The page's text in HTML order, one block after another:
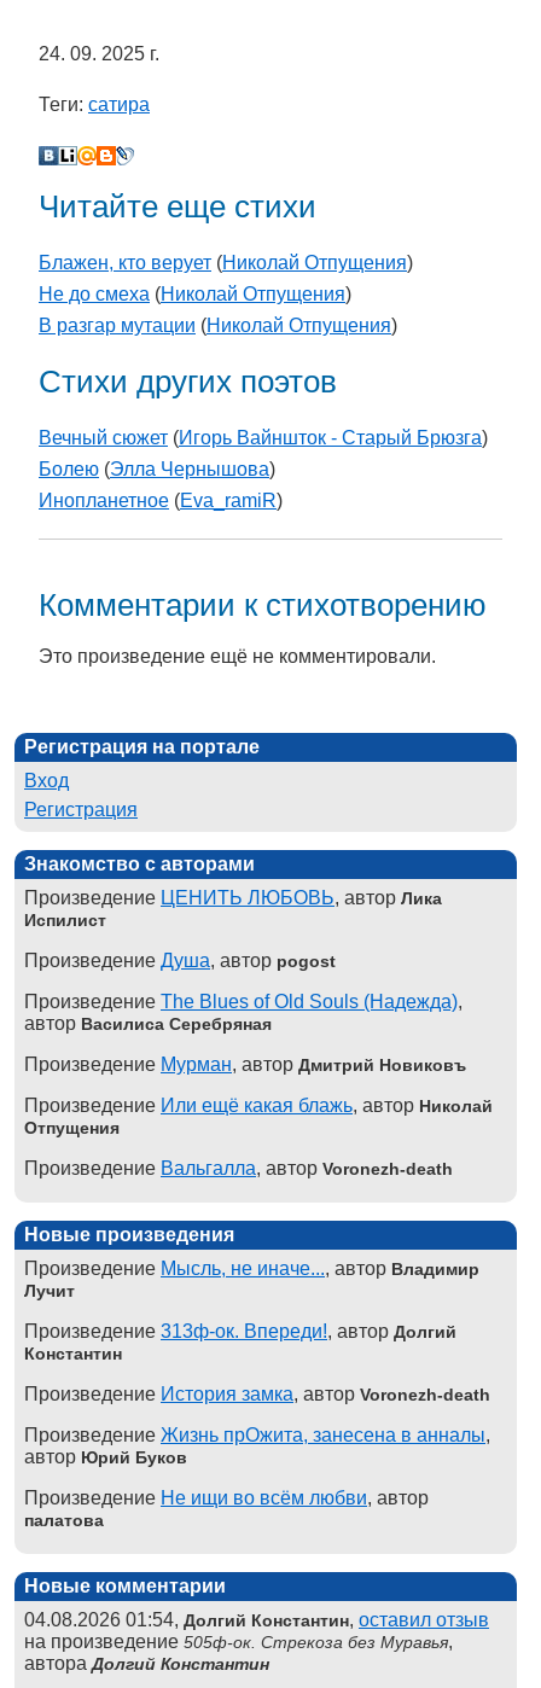
24. 09. 2025 г.
Теги: сатира
Читайте еще стихи
Блажен, кто верует (Николай Отпущения)
Не до смеха (Николай Отпущения)
В разгар мутации (Николай Отпущения)
Стихи других поэтов
Вечный сюжет (Игорь Вайншток - Старый Брюзга)
Болею (Элла Чернышова)
Инопланетное (Eva_ramiR)
Комментарии к стихотворению
Это произведение ещё не комментировали.
Регистрация на портале
Вход
Регистрация
Знакомство с авторами
Произведение ЦЕНИТЬ ЛЮБОВЬ, автор Лика
Испилист
Произведение Душа, автор pogost
Произведение The Blues of Old Souls (Надежда),
автор Василиса Серебряная
Произведение Мурман, автор Дмитрий Новиковъ
Произведение Или ещё какая блажь, автор Николай
Отпущения
Произведение Вальгалла, автор Voronezh-death
Новые произведения
Произведение Мысль, не иначе..., автор Владимир
Лучит
Произведение 313ф-ок. Впереди!, автор Долгий
Константин
Произведение История замка, автор Voronezh-death
Произведение Жизнь прОжита, занесена в анналы,
автор Юрий Буков
Произведение Не ищи во всём любви, автор
палатова
Новые комментарии
04.08.2026 01:54, Долгий Константин, оставил отзыв
на произведение 505ф-ок. Стрекоза без Муравья,
автораДолгий Константин